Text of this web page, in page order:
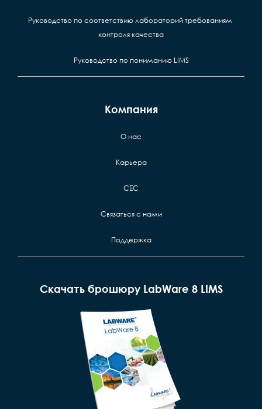
Руководство по соответствию лабораторий требованиям
контроля качества
Руководство по пониманию LIMS
Компания
О нас
Карьера
CEC
Связаться с нами
Поддержка
Скачать брошюру LabWare 8 LIMS